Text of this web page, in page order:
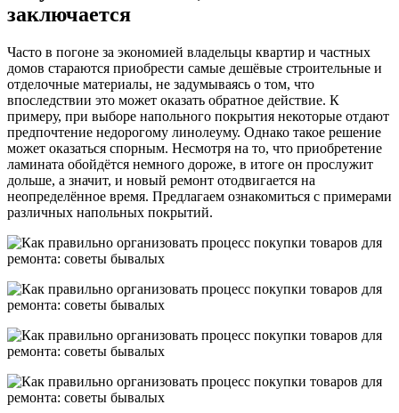
заключается
Часто в погоне за экономией владельцы квартир и частных
домов стараются приобрести самые дешёвые строительные и
отделочные материалы, не задумываясь о том, что
впоследствии это может оказать обратное действие. К
примеру, при выборе напольного покрытия некоторые отдают
предпочтение недорогому линолеуму. Однако такое решение
может оказаться спорным. Несмотря на то, что приобретение
ламината обойдётся немного дороже, в итоге он прослужит
дольше, а значит, и новый ремонт отодвигается на
неопределённое время. Предлагаем ознакомиться с примерами
различных напольных покрытий.